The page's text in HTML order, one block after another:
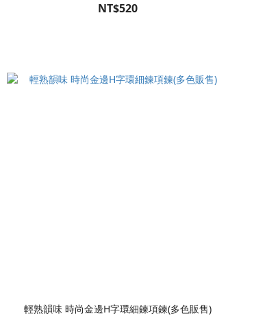
NT$520
輕熟韻味 時尚金邊H字環細鍊項鍊(多色販售)